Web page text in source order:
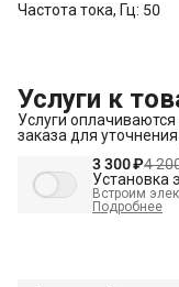
Частота тока, Гц: 50
Услуги к
Услуги
заказа для
3 300 ₽4
Установка
Встроим
Подробнее